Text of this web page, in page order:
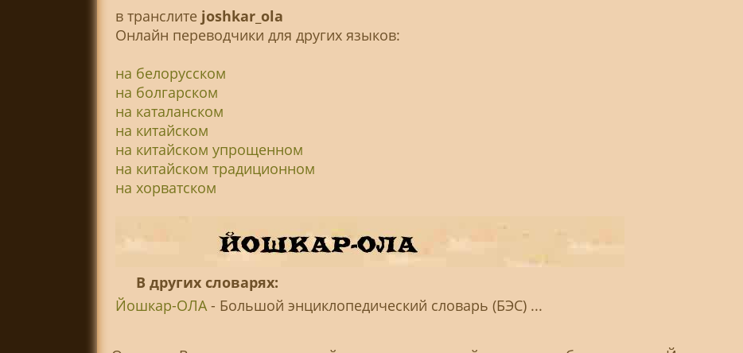
в транслитe joshkar_ola
Онлайн переводчики для других языков:
на белорусском
на болгарском
на каталанском
на китайском
на китайском упрощенном
на китайском традиционном
на хорватском
В других словарях:
Йошкар-ОЛА- Большой энциклопедический словарь (БЭС) ...